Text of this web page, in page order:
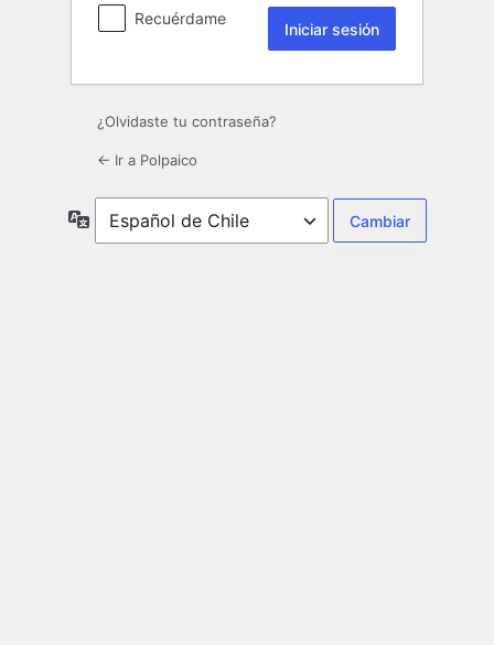
Recuérdame
¿Olvidaste tu contraseña?
← Ir a Polpaico
Idioma